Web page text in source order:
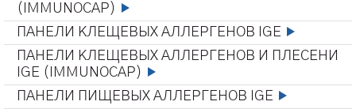
(IMMUNOCAP)
ПАНЕЛИ КЛЕЩЕВЫХ АЛЛЕРГЕНОВ IGE
ПАНЕЛИ КЛЕЩЕВЫХ АЛЛЕРГЕНОВ И ПЛЕСЕНИ
IGE (IMMUNOCAP)
ПАНЕЛИ ПИЩЕВЫХ АЛЛЕРГЕНОВ IGE